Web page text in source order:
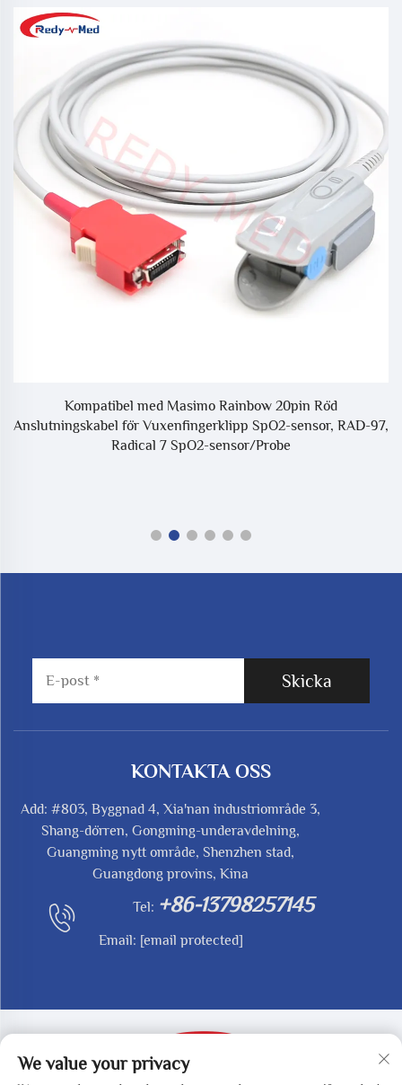
Kompatibel med Masimo Rainbow 20pin Röd
Anslutningskabel för Vuxenfingerklipp SpO2-sensor, RAD-97,
Radical 7 SpO2-sensor/Probe
Skicka
KONTAKTA OSS
Add: #803, Byggnad 4, Xia'nan industriområde 3,
Shang-dörren, Gongming-underavdelning,
Guangming nytt område, Shenzhen stad,
Guangdong provins, Kina
Tel: +86-13798257145
Email: [email protected]
We value your privacy